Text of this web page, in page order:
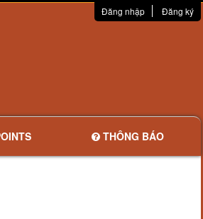
Đăng nhập Đăng ký
THÔNG BÁO